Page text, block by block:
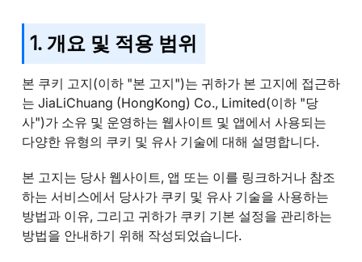
1. 개요 및 적용 범위
본 쿠키 고지(이하 "본 고지")는 귀하가 본 고지에 접근하
는 JiaLiChuang (HongKong) Co., Limited(이하 "당
사")가 소유 및 운영하는 웹사이트 및 앱에서 사용되는
다양한 유형의 쿠키 및 유사 기술에 대해 설명합니다.
본 고지는 당사 웹사이트, 앱 또는 이를 링크하거나 참조
하는 서비스에서 당사가 쿠키 및 유사 기술을 사용하는
방법과 이유, 그리고 귀하가 쿠키 기본 설정을 관리하는
방법을 안내하기 위해 작성되었습니다.